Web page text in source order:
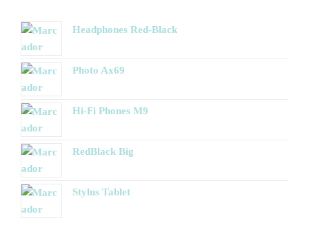
Headphones Red-Black
Photo Ax69
Hi-Fi Phones M9
RedBlack Big
Stylus Tablet